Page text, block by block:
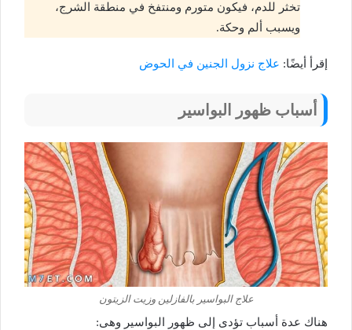
تخثر للدم، فيكون متورم ومنتفخ في منطقة الشرج،
ويسبب ألم وحكة.
إقرأ أيضًا: علاج نزول الجنين في الحوض
أسباب ظهور البواسير
علاج البواسير بالفازلين وزيت الزيتون
هناك عدة أسباب تؤدى إلى ظهور البواسير وهى: